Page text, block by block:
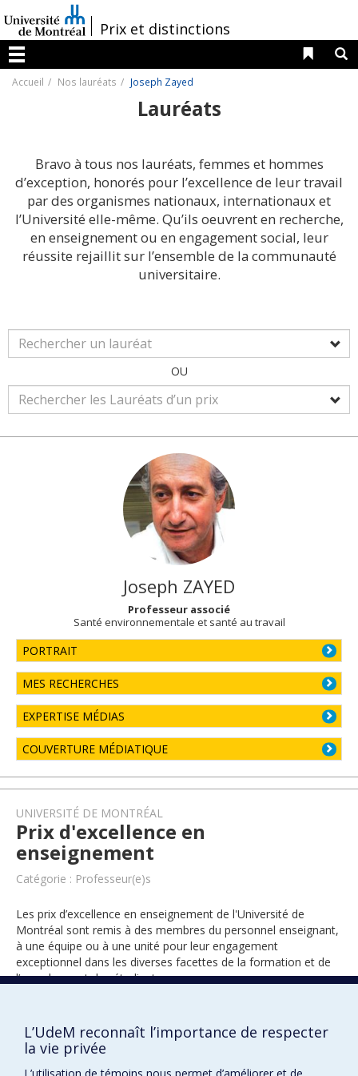
au
contenu
/Prix et distinctions
Menu
Liens
Accueil Nos lauréats Joseph Zayed
Lauréats
Bravo à tous nos lauréats, femmes et hommes
d’exception, honorés pour l’excellence de leur travail
par des organismes nationaux, internationaux et
l’Université elle-même. Qu’ils oeuvrent en recherche,
en enseignement ou en engagement social, leur
réussite rejaillit sur l’ensemble de la communauté
universitaire.
OU
Joseph ZAYED
Professeur associé
Santé environnementale et santé au travail
PORTRAIT
MES RECHERCHES
EXPERTISE MÉDIAS
COUVERTURE MÉDIATIQUE
UNIVERSITÉ DE MONTRÉAL
Prix d'excellence en
enseignement
Catégorie : Professeur(e)s
Les prix d’excellence en enseignement de l'Université de
Montréal sont remis à des membres du personnel enseignant,
à une équipe ou à une unité pour leur engagement
exceptionnel dans les diverses facettes de la formation et de
l’encadrement des étudiants.
1995
L’UdeM reconnaît l’importance de respecter
la vie privée
L’utilisation de témoins nous permet d’améliorer et de